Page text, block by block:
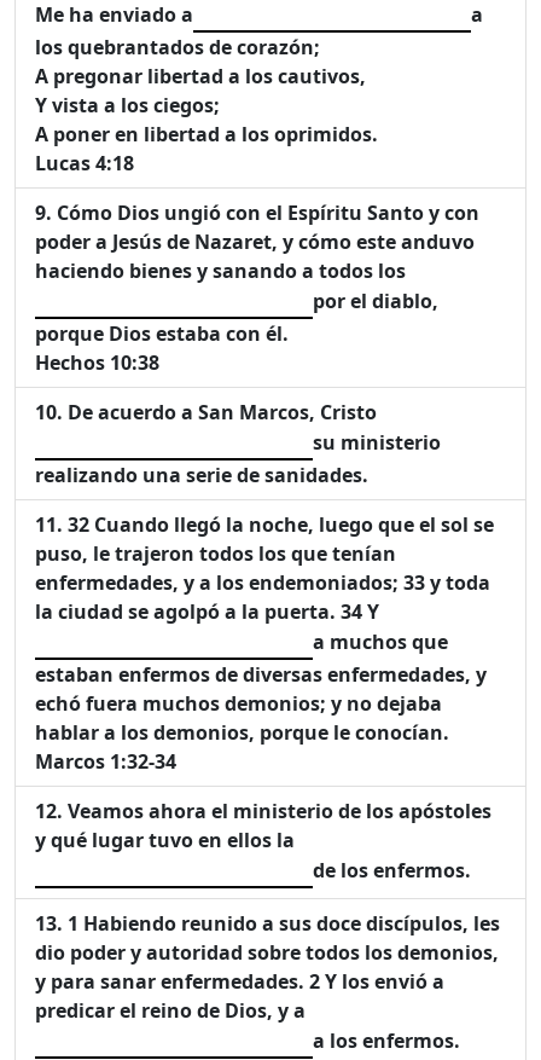
Me ha enviado a
a
los quebrantados de corazón;
A pregonar libertad a los cautivos,
Y vista a los ciegos;
A poner en libertad a los oprimidos.
Lucas 4:18
Cómo Dios ungió con el Espíritu Santo y con
poder a Jesús de Nazaret, y cómo este anduvo
haciendo bienes y sanando a todos los
por el diablo,
porque Dios estaba con él.
Hechos 10:38
De acuerdo a San Marcos, Cristo
su ministerio
realizando una serie de sanidades.
32 Cuando llegó la noche, luego que el sol se
puso, le trajeron todos los que tenían
enfermedades, y a los endemoniados; 33 y toda
la ciudad se agolpó a la puerta. 34 Y
a muchos que
estaban enfermos de diversas enfermedades, y
echó fuera muchos demonios; y no dejaba
hablar a los demonios, porque le conocían.
Marcos 1:32-34
Veamos ahora el ministerio de los apóstoles
y qué lugar tuvo en ellos la
de los enfermos.
1 Habiendo reunido a sus doce discípulos, les
dio poder y autoridad sobre todos los demonios,
y para sanar enfermedades. 2 Y los envió a
predicar el reino de Dios, y a
a los enfermos.